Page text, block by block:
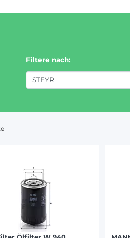
Filtere nach:
STEYR
NEW HOLLAND (171)
VALMET-VALTRA (58)